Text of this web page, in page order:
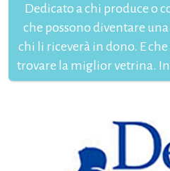
Dedicato a chi produce o
che possono diventare
chi li riceverà in dono. E
trovare la miglior vetrina.